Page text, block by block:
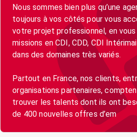
Nous sommes bien plus qu’une
toujours à vos côtés pour vous
votre projet professionnel, en
missions en CDI, CDD, CDI
dans des domaines très variés.
Partout en France, nos clients,
organisations partenaires,
trouver les talents dont ils ont
de 400 nouvelles offres d’em